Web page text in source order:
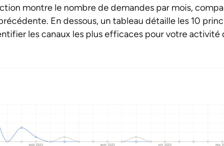
montre le nombre de demandes par mois,
En dessous, un tableau détaille les 10
les canaux les plus efficaces pour votre activité